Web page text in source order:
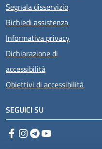
Segnala disservizio
Richiedi assistenza
Informativa privacy
Dichiarazione di
accessibilità
Obiettivi di accessibilità
SEGUICI SU
Facebook
Instagram
Telegram